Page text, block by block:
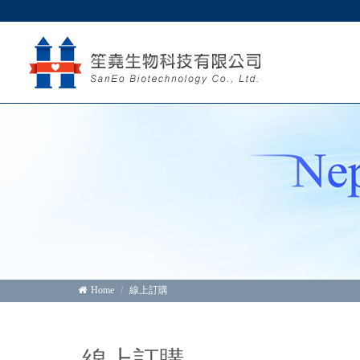
Home 線上訂購